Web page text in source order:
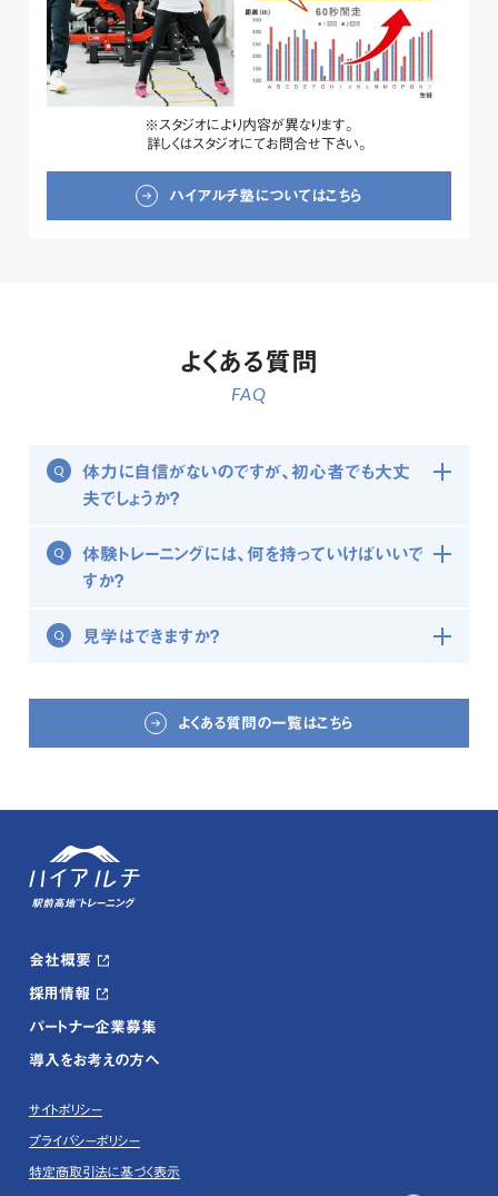
スタジオにより内容が異なります。
詳しくはスタジオにてお問合せ下さい。
ハイアルチ塾についてはこちら
よくある質問
FAQ
体力に自信がないのですが、初心者でも大丈
夫でしょうか？
体験トレーニングには、何を持っていけばいいで
すか？
見学はできますか？
よくある質問の一覧はこちら
会社概要
採用情報
パートナー企業募集
導入をお考えの方へ
サイトポリシー
プライバシーポリシー
特定商取引法に基づく表示